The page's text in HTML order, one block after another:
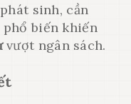
sinh, cần
biến khiến
vượt ngân sách.